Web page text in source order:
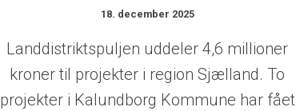
18. december 2025
Landdistriktspuljen uddeler 4,6 millioner
kroner til projekter i region Sjælland. To
projekter i Kalundborg Kommune har fået